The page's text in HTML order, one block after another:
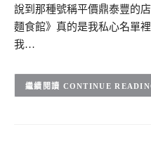
說到那種號稱平價鼎泰豐的
麵食館》真的是我私心名單
我…
CONTINUE